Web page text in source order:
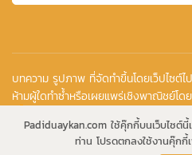
บทความ รูปภาพ ที่จัดทำขึ้นโดยเว็ปไซต์
ห้ามผู้ใดทำซ้ำหรือเผยแพร่เชิงพาณิชย์โด
Padiduaykan.com ใช้คุ๊กกี้บนเว็บไซต์
ท่าน โปรดตกลงใช้งานคุ๊กกี้